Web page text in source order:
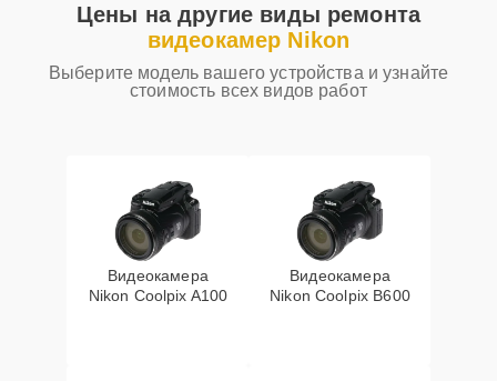
Цены на другие виды ремонта
видеокамер Nikon
Выберите модель вашего устройства и узнайте
стоимость всех видов работ
Видеокамера
Nikon Coolpix A100
Видеокамера
Nikon Coolpix B600